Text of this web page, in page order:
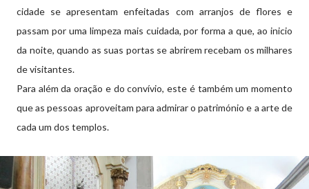
cidade se apresentam enfeitadas com arranjos de flores e
passam por uma limpeza mais cuidada, por forma a que, ao inicio
da noite, quando as suas portas se abrirem recebam os milhares
de visitantes.
Para além da oração e do convívio, este é também um momento
que as pessoas aproveitam para admirar o património e a arte de
cada um dos templos.